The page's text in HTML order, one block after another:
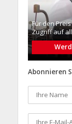
Für den
Zugriff auf
Abonnieren